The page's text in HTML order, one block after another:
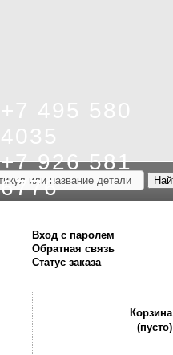
+7 926 581
6776
Вход с паролем
Обратная связь
Статус заказа
Корзина
(пусто)